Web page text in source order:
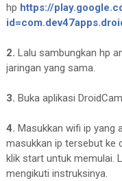
hp https://
2. Lalu sambungkan hp
jaringan yang sama.
3. Buka aplikasi
4. Masukkan wifi ip yang
masukkan ip tersebut ke
klik start untuk memulai.
mengikuti instruksinya.